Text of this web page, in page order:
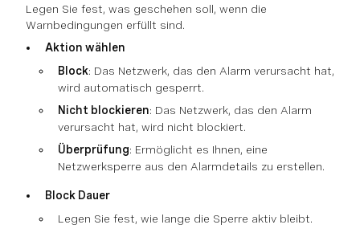
Legen Sie fest, was geschehen soll, wenn die
Warnbedingungen erfüllt sind.
Aktion wählen
Block: Das Netzwerk, das den Alarm verursacht hat,
wird automatisch gesperrt.
Nicht blockieren: Das Netzwerk, das den Alarm
verursacht hat, wird nicht blockiert.
Überprüfung: Ermöglicht es Ihnen, eine
Netzwerksperre aus den Alarmdetails zu erstellen.
Block Dauer
Legen Sie fest, wie lange die Sperre aktiv bleibt.